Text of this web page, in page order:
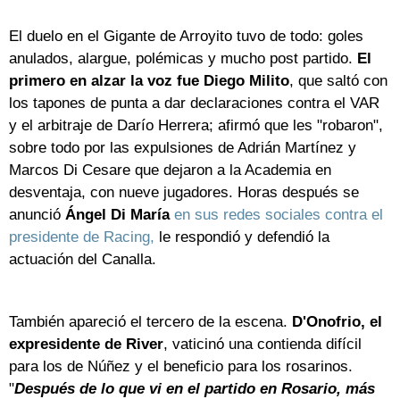
El duelo en el Gigante de Arroyito tuvo de todo: goles
anulados, alargue, polémicas y mucho post partido. El
primero en alzar la voz fue Diego Milito, que saltó con
los tapones de punta a dar declaraciones contra el VAR
y el arbitraje de Darío Herrera; afirmó que les "robaron",
sobre todo por las expulsiones de Adrián Martínez y
Marcos Di Cesare que dejaron a la Academia en
desventaja, con nueve jugadores. Horas después se
anunció Ángel Di María en sus redes sociales contra el
presidente de Racing, le respondió y defendió la
actuación del Canalla.
También apareció el tercero de la escena. D'Onofrio, el
expresidente de River, vaticinó una contienda difícil
para los de Núñez y el beneficio para los rosarinos.
"Después de lo que vi en el partido en Rosario, más